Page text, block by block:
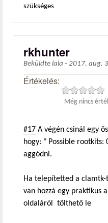
szükséges
rkhunter
Beküldte lala - 2017. aug.
Értékelés:
Még nincs
#17 A végén csinál egy
hogy: " Possible rootkits:
aggódni.
Ha telepítetted a
van hozzá egy praktikus
oldaláról tölthető le